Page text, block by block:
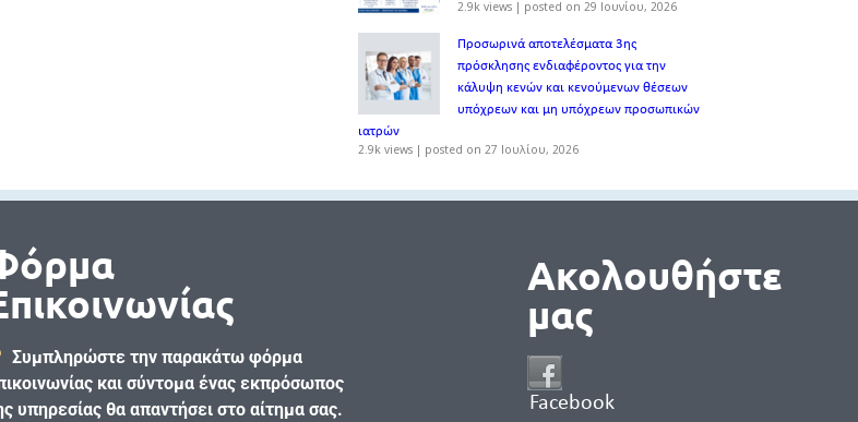
2.9k views | posted on 29 Ιουνίου, 2026
Προσωρινά αποτελέσματα 3ης
πρόσκλησης ενδιαφέροντος για την
κάλυψη κενών και κενούμενων θέσεων
υπόχρεων και μη υπόχρεων προσωπικών
ιατρών
2.9k views | posted on 27 Ιουλίου, 2026
Συμπληρώστε την παρακάτω φόρμα
και σύντομα ένας εκπρόσωπος
υπηρεσίας θα απαντήσει στο αίτημα σας.
Ακολουθήστε
μας
Facebook